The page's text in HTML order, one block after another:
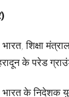
भारत, शिक्षा
के परेड
भारत के निदेशक